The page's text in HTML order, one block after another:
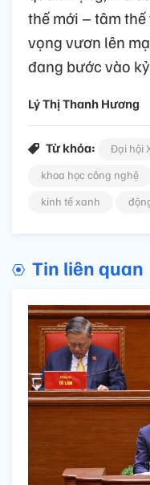
thế mới – tâm
vọng vươn lên
đang bước vào
Lý Thị Thanh Hương
Từ khóa:
Đại hội
khoa học công nghệ
kinh tế xanh
Tin liên quan